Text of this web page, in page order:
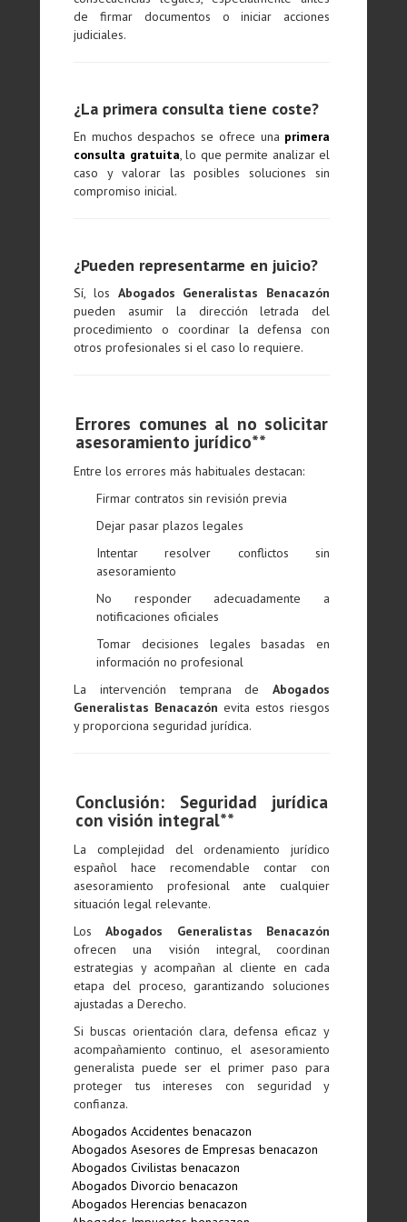
de firmar documentos o iniciar acciones
judiciales.
¿La primera consulta tiene coste?
En muchos despachos se ofrece una primera
consulta gratuita, lo que permite analizar el
caso y valorar las posibles soluciones sin
compromiso inicial.
¿Pueden representarme en juicio?
Sí, los Abogados Generalistas Benacazón
pueden asumir la dirección letrada del
procedimiento o coordinar la defensa con
otros profesionales si el caso lo requiere.
Errores comunes al no solicitar
asesoramiento jurídico**
Entre los errores más habituales destacan:
Firmar contratos sin revisión previa
Dejar pasar plazos legales
Intentar resolver conflictos sin
asesoramiento
No responder adecuadamente a
notificaciones oficiales
Tomar decisiones legales basadas en
información no profesional
La intervención temprana deAbogados
Generalistas Benacazón evita estos riesgos
y proporciona seguridad jurídica.
Conclusión: Seguridad jurídica
con visión integral**
La complejidad del ordenamiento jurídico
español hace recomendable contar con
asesoramiento profesional ante cualquier
situación legal relevante.
LosAbogados Generalistas Benacazón
ofrecen una visión integral, coordinan
estrategias y acompañan al cliente en cada
etapa del proceso, garantizando soluciones
ajustadas a Derecho.
Si buscas orientación clara, defensa eficaz y
acompañamiento continuo, el asesoramiento
generalista puede ser el primer paso para
proteger tus intereses con seguridad y
confianza.
Abogados Accidentes benacazon
Abogados Asesores de Empresas benacazon
Abogados Civilistas benacazon
Abogados Divorcio benacazon
Abogados Herencias benacazon